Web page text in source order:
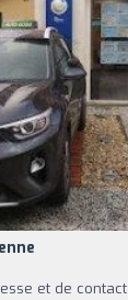
et de contact